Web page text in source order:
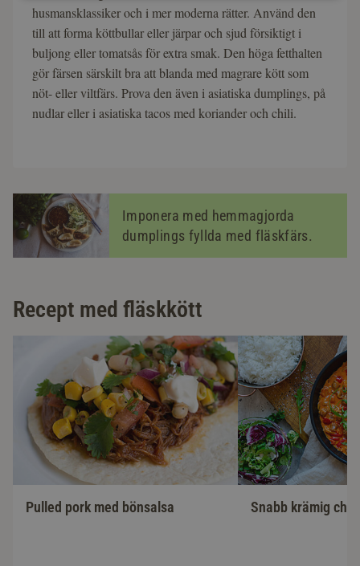
husmansklassiker och i mer moderna rätter. Använd den
till att forma köttbullar eller järpar och sjud försiktigt i
buljong eller tomatsås för extra smak. Den höga fetthalten
gör färsen särskilt bra att blanda med magrare kött som
nöt- eller viltfärs. Prova den även i asiatiska dumplings, på
nudlar eller i asiatiska tacos med koriander och chili.
Imponera med hemmagjorda
dumplings fyllda med fläskfärs.
Recept med fläskkött
Pulled pork med bönsalsa Snabb krämig